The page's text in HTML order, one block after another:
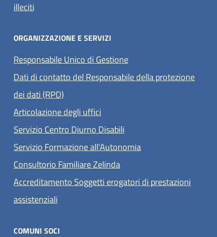
illeciti
ORGANIZZAZIONE E SERVIZI
Responsabile Unico di Gestione
Dati di contatto del Responsabile della protezione
dei dati (RPD)
Articolazione degli uffici
Servizio Centro Diurno Disabili
Servizio Formazione all'Autonomia
Consultorio Familiare Zelinda
Accreditamento Soggetti erogatori di prestazioni
assistenziali
COMUNI SOCI